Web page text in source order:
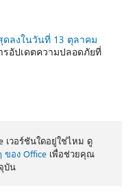
ลงในวันที่ 13 ตุลาคม
อัปเดตความปลอดภัยที่
เวอร์ชันใดอยู่ใช่ไหม ดู
ของ Officeเพื่อช่วยคุณ
บัน